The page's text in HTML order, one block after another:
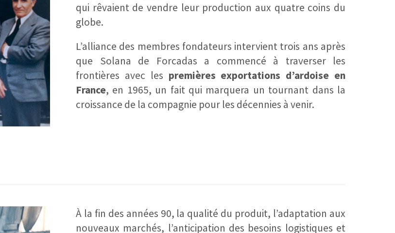
qui rêvaient de vendre leur production aux quatre coins du
globe.
L’alliance des membres fondateurs intervient trois ans après
que Solana de Forcadas a commencé à traverser les
frontières avec les premières exportations d’ardoise en
France, en 1965, un fait qui marquera un tournant dans la
croissance de la compagnie pour les décennies à venir.
À la fin des années 90, la qualité du produit, l’adaptation aux
nouveaux marchés, l’anticipation des besoins logistiques et